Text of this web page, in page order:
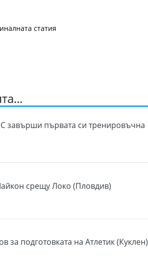
статия
завърши първата си тренировъчна
срещу Локо (Пловдив)
за подготовката на Атлетик (Куклен)